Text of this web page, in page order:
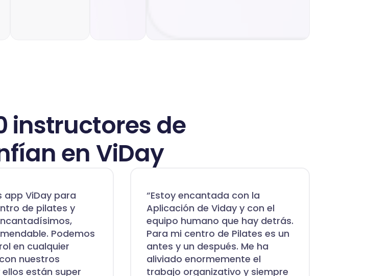
instructores de
en ViDay
app ViDay para
de pilates y
Podemos
en cualquier
nuestros
están super
“Estoy encantada con la
Aplicación de Viday y con el
equipo humano que hay detrás.
Para mi centro de Pilates es un
antes y un después. Me ha
aliviado enormemente el
trabajo organizativo y siempre